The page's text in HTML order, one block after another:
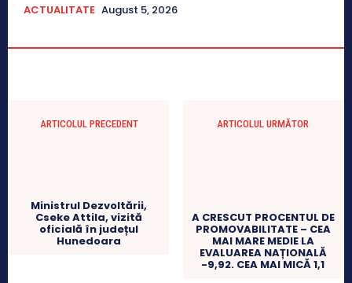
ACTUALITATE August 5, 2026
ARTICOLUL PRECEDENT
Ministrul Dezvoltării,
Cseke Attila, vizită
oficială în județul
Hunedoara
ARTICOLUL URMĂTOR
A CRESCUT PROCENTUL DE
PROMOVABILITATE – CEA
MAI MARE MEDIE LA
EVALUAREA NAȚIONALĂ
-9,92. CEA MAI MICĂ 1,1